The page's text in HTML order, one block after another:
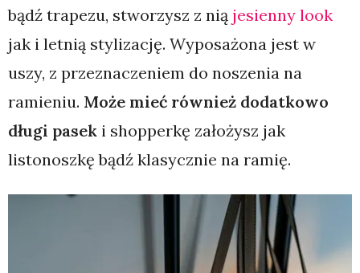
bądź trapezu, stworzysz z nią jesienny look
jak i letnią stylizację. Wyposażona jest w
uszy, z przeznaczeniem do noszenia na
ramieniu. Może mieć również dodatkowo
długi pasek i shopperkę założysz jak
listonoszkę bądź klasycznie na ramię.